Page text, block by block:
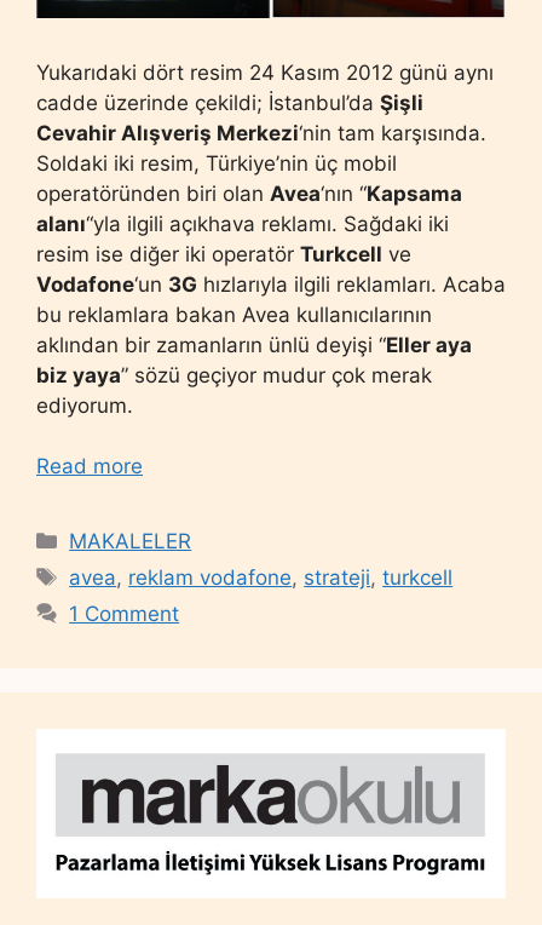
Yukarıdaki dört resim 24 Kasım 2012 günü aynı
cadde üzerinde çekildi; İstanbul’da Şişli
Cevahir Alışveriş Merkezi‘nin tam karşısında.
Soldaki iki resim, Türkiye’nin üç mobil
operatöründen biri olan Avea‘nın “Kapsama
alanı“yla ilgili açıkhava reklamı. Sağdaki iki
resim ise diğer iki operatör Turkcell ve
Vodafone‘un 3G hızlarıyla ilgili reklamları. Acaba
bu reklamlara bakan Avea kullanıcılarının
aklından bir zamanların ünlü deyişi “Eller aya
biz yaya” sözü geçiyor mudur çok merak
ediyorum.
Read more
Categories
MAKALELER
Tags
avea, reklam vodafone, strateji,turkcell
1 Comment